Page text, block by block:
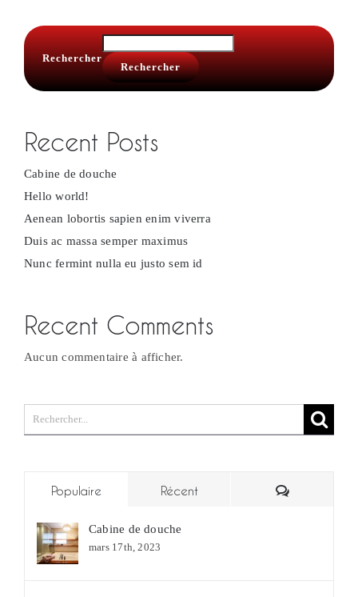
Rechercher
Rechercher
Recent Posts
Cabine de douche
Hello world!
Aenean lobortis sapien enim viverra
Duis ac massa semper maximus
Nunc fermint nulla eu justo sem id
Recent Comments
Aucun commentaire à afficher.
Rechercher:
Populaire Récent
Cabine de douche
mars 17th, 2023